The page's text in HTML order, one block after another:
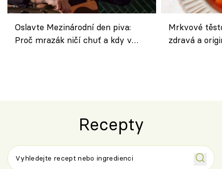
Oslavte Mezinárodní den piva:
Proč mrazák ničí chuť a kdy v
Mrkvové
zdravá a
Recepty